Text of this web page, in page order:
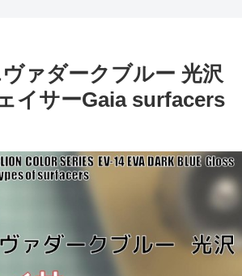
ァダークブルー 光沢
イサーGaia surfacers